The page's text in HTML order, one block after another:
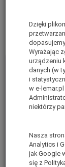
1
Do
Dzięki
Wyrażając
urządzeniu
danych (w
i
w e-
niektórzy
Nasza
Analytics i
jak Google
się z